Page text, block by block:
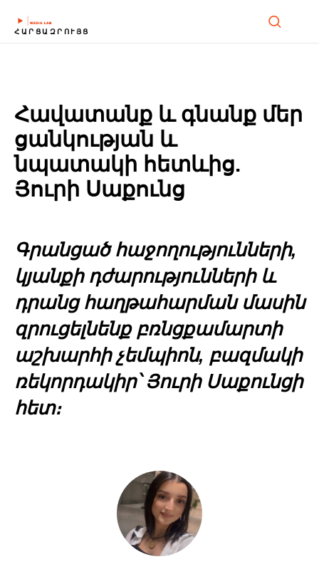
ՀԱՐՑԱԶՐՈՒՅՑ
Հավատանք և գնանք մեր
ցանկության և
նպատակի հետևից.
Յուրի Սաքունց
Գրանցած հաջողությունների,
կյանքի դժարությունների և
դրանց հաղթահարման մասին
զրուցելնենք բռնցքամարտի
աշխարհի չեմպիոն, բազմակի
ռեկորդակիր՝ Յուրի Սաքունցի
հետ։